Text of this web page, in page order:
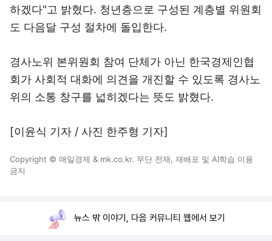
하겠다"고 밝혔다. 청년층으로 구성된 계층별 위원회
도 다음달 구성 절차에 돌입한다.
경사노위 본위원회 참여 단체가 아닌 한국경제인협
회가 사회적 대화에 의견을 개진할 수 있도록 경사노
위의 소통 창구를 넓히겠다는 뜻도 밝혔다.
[이윤식 기자 / 사진 한주형 기자]
Copyright © 매일경제 & mk.co.kr. 무단 전재, 재배포 및 AI학습 이용
금지
뉴스 밖 이야기, 다음 커뮤니티 웹에서 보기